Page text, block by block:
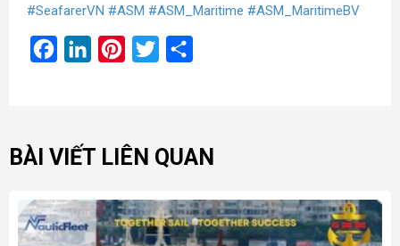
#SeafarerVN #ASM #ASM_Maritime #ASM_MaritimeBV
FacebookLinkedInPinterest
Twitter
BÀI VIẾT LIÊN QUAN